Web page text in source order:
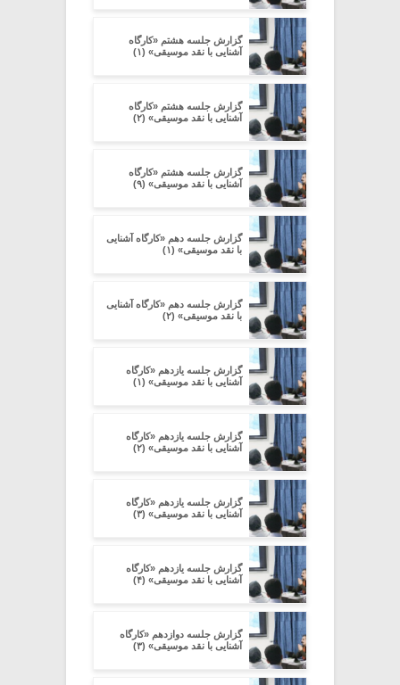
گزارش جلسه هشتم «کارگاه
آشنایی با نقد موسیقی» (۱)
گزارش جلسه هشتم «کارگاه
آشنایی با نقد موسیقی» (۲)
گزارش جلسه هشتم «کارگاه
آشنایی با نقد موسیقی» (۹)
گزارش جلسه دهم «کارگاه آشنایی
با نقد موسیقی» (۱)
گزارش جلسه دهم «کارگاه آشنایی
با نقد موسیقی» (۲)
گزارش جلسه یازدهم «کارگاه
آشنایی با نقد موسیقی» (۱)
گزارش جلسه یازدهم «کارگاه
آشنایی با نقد موسیقی» (۲)
گزارش جلسه یازدهم «کارگاه
آشنایی با نقد موسیقی» (۳)
گزارش جلسه یازدهم «کارگاه
آشنایی با نقد موسیقی» (۴)
گزارش جلسه دوازدهم «کارگاه
آشنایی با نقد موسیقی» (۳)